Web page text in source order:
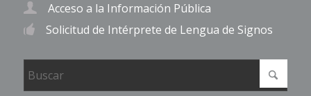
Acceso a la Información Pública
Solicitud de Intérprete de Lengua de Signos